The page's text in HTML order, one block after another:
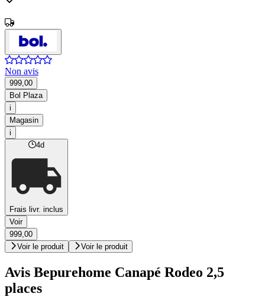
Non avis
999,00
Bol Plaza
i
Magasin
i
4d
Frais livr. inclus
Voir
999,00
Voir le produit
Voir le produit
Avis Bepurehome Canapé Rodeo 2,5
places